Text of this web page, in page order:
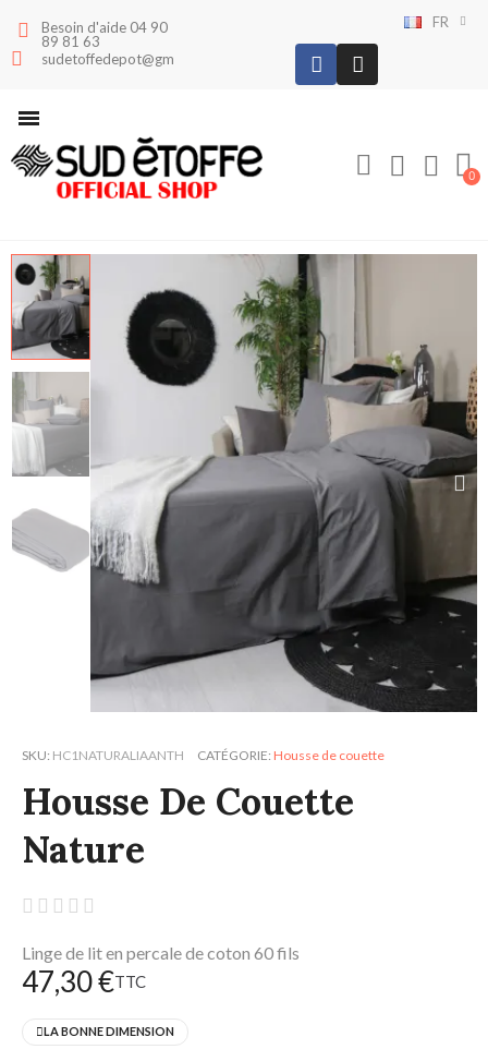
Besoin d'aide 04 90
89 81 63
sudetoffedepot@gmail.com
FR
SKU HC1NATURALIAANTH CATÉGORIE Housse de couette
Housse De Couette
Nature
    
Linge de lit en percale de coton 60 fils
47,30 €TTC
LA BONNE DIMENSION